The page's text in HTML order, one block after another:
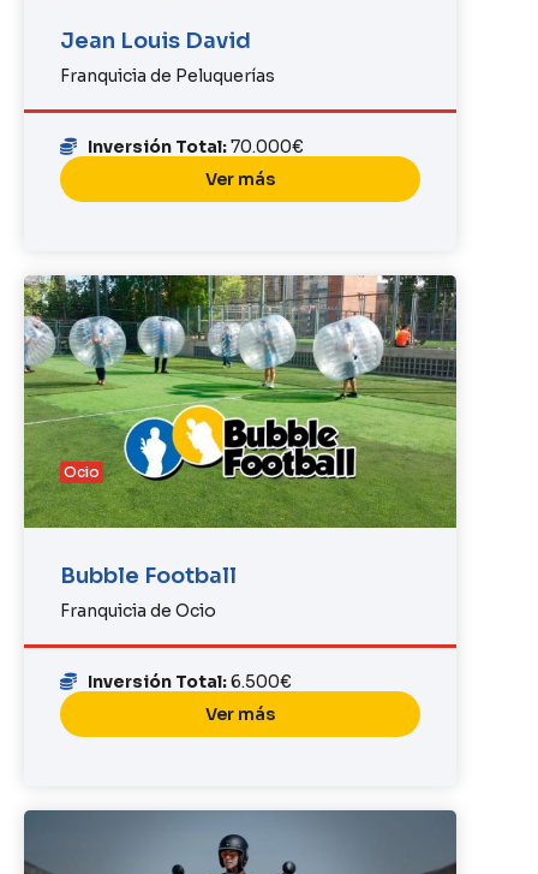
Jean Louis David
Franquicia de Peluquerías
Inversión Total:70.000€
Ver más
Ocio
Bubble Football
Franquicia de Ocio
Inversión Total:6.500€
Ver más